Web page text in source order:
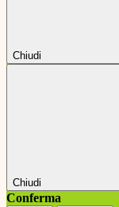
Chiudi
Chiudi
Conferma